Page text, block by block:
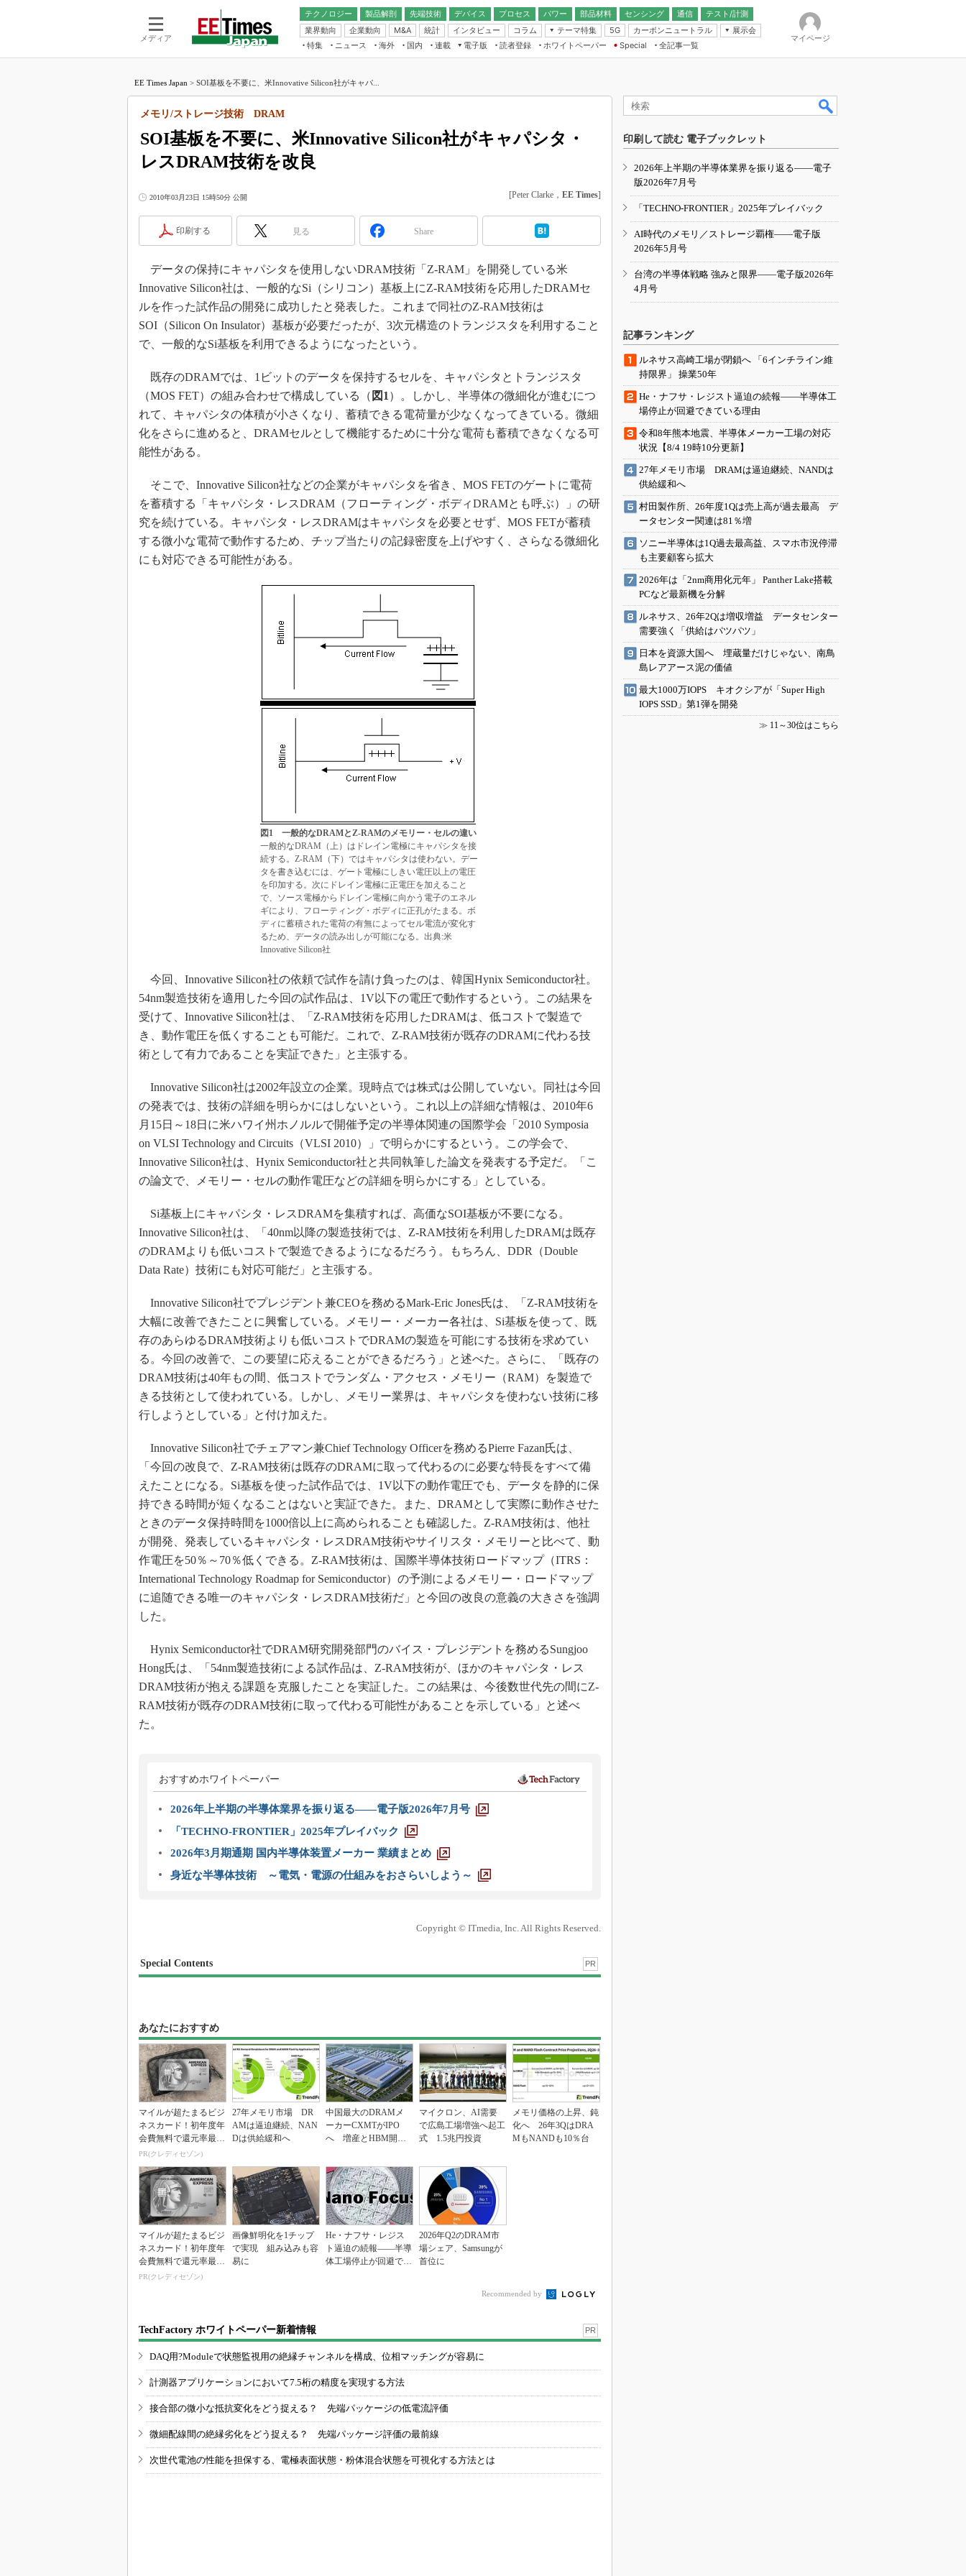
メディア
テクノロジー 製品解剖
先端技術
電池／エネルギー
デバイス
アナログ
マイコン
プロセス パワー 部品材料 センシング
通信
無線
テスト/計測
業界動向
企業動向 M&A 統計 インタビュー コラム
テーマ特集
フィジカルAI
読者調査（EE Times Research）
エレクトロニクス入門（EDN
Japan）
5G カーボンニュートラル
展示会
IoT・エッジコンピューティング
EXPO
TECHNO-FRONTIER
人とくるま展
特集 ニュース 海外 国内
連載
福田昭のデバイス通信
大山聡の業界スコープ
大原雄介のエレ・組み込みプレイバ
ック
世界を「数字」で回してみよう
踊るバズワード ～Behind the
この10年で起こったこと、次の10年
で起こること
製品分解で探るアジアの新トレンド
光伝送技術を知る
“異端児エンジニア”が仕掛けた社内
イノベーションは日本を救うのか
JASA発IoT通信
IHSアナリスト「未来展望」
電子版
電子ブックレット
読者登録 ホワイトペーパー
Special
全記事一覧
マイページ
EE Times Japan > SOI基板を不要に、米Innovative Silicon社がキャパ...
SOI基板を不要に、米Innovative Silicon社がキャパシタ・
レスDRAM技術を改良
メモリ/ストレージ技術 DRAM
2010年03月23日 15時50分 公開 [Peter Clarke， EE Times]
印刷する 見る Share
データの保持にキャパシタを使用しないDRAM技術「Z-RAM」を開発している米
Innovative Silicon社は、一般的なSi（シリコン）基板上にZ-RAM技術を応用したDRAMセ
ルを作った試作品の開発に成功したと発表した。これまで同社のZ-RAM技術は
SOI（Silicon On Insulator）基板が必要だったが、3次元構造のトランジスタを利用すること
で、一般的なSi基板を利用できるようになったという。
既存のDRAMでは、1ビットのデータを保持するセルを、キャパシタとトランジスタ
（MOS FET）の組み合わせで構成している（ 図1 ）。しかし、半導体の微細化が進むにつ
れて、キャパシタの体積が小さくなり、蓄積できる電荷量が少なくなってきている。微細
化をさらに進めると、DRAMセルとして機能するために十分な電荷も蓄積できなくなる可
能性がある。
そこで、Innovative Silicon社などの企業がキャパシタを省き、MOS FETのゲートに電荷
を蓄積する「キャパシタ・レスDRAM（フローティング・ボディDRAMとも呼ぶ）」の研
究を続けている。キャパシタ・レスDRAMはキャパシタを必要とせず、MOS FETが蓄積
する微小な電荷で動作するため、チップ当たりの記録密度を上げやすく、さらなる微細化
にも対応できる可能性がある。
図1 一般的なDRAMとZ-RAMのメモリー・セルの違い
一般的なDRAM（上）はドレイン電極にキャパシタを接
続する。Z-RAM（下）ではキャパシタは使わない。デー
タを書き込むには、ゲート電極にしきい電圧以上の電圧
を印加する。次にドレイン電極に正電圧を加えること
で、ソース電極からドレイン電極に向かう電子のエネル
ギにより、フローティング・ボディに正孔がたまる。ボ
ディに蓄積された電荷の有無によってセル電流が変化す
るため、データの読み出しが可能になる。出典:米
Innovative Silicon社
今回、Innovative Silicon社の依頼で試作を請け負ったのは、韓国Hynix Semiconductor社。
54nm製造技術を適用した今回の試作品は、1V以下の電圧で動作するという。この結果を
受けて、Innovative Silicon社は、「Z-RAM技術を応用したDRAMは、低コストで製造で
き、動作電圧を低くすることも可能だ。これで、Z-RAM技術が既存のDRAMに代わる技
術として有力であることを実証できた」と主張する。
Innovative Silicon社は2002年設立の企業。現時点では株式は公開していない。同社は今回
の発表では、技術の詳細を明らかにはしないという。これ以上の詳細な情報は、2010年6
月15日～18日に米ハワイ州ホノルルで開催予定の半導体関連の国際学会「2010 Symposia
on VLSI Technology and Circuits（VLSI 2010）」で明らかにするという。この学会で、
Innovative Silicon社は、Hynix Semiconductor社と共同執筆した論文を発表する予定だ。「こ
の論文で、メモリー・セルの動作電圧などの詳細を明らかにする」としている。
Si基板上にキャパシタ・レスDRAMを集積すれば、高価なSOI基板が不要になる。
Innovative Silicon社は、「40nm以降の製造技術では、Z-RAM技術を利用したDRAMは既存
のDRAMよりも低いコストで製造できるようになるだろう。もちろん、DDR（Double
Data Rate）技術にも対応可能だ」と主張する。
Innovative Silicon社でプレジデント兼CEOを務めるMark-Eric Jones氏は、「Z-RAM技術を
大幅に改善できたことに興奮している。メモリー・メーカー各社は、Si基板を使って、既
存のあらゆるDRAM技術よりも低いコストでDRAMの製造を可能にする技術を求めてい
る。今回の改善で、この要望に応えることができるだろう」と述べた。さらに、「既存の
DRAM技術は40年もの間、低コストでランダム・アクセス・メモリー（RAM）を製造で
きる技術として使われている。しかし、メモリー業界は、キャパシタを使わない技術に移
行しようとしている」と付け加えた。
Innovative Silicon社でチェアマン兼Chief Technology Officerを務めるPierre Fazan氏は、
「今回の改良で、Z-RAM技術は既存のDRAMに取って代わるのに必要な特長をすべて備
えたことになる。Si基板を使った試作品では、1V以下の動作電圧でも、データを静的に保
持できる時間が短くなることはないと実証できた。また、DRAMとして実際に動作させた
ときのデータ保持時間を1000倍以上に高められることも確認した。Z-RAM技術は、他社
が開発、発表しているキャパシタ・レスDRAM技術やサイリスタ・メモリーと比べて、動
作電圧を50％～70％低くできる。Z-RAM技術は、国際半導体技術ロードマップ（ITRS：
International Technology Roadmap for Semiconductor）の予測によるメモリー・ロードマップ
に追随できる唯一のキャパシタ・レスDRAM技術だ」と今回の改良の意義の大きさを強調
した。
Hynix Semiconductor社でDRAM研究開発部門のバイス・プレジデントを務めるSungjoo
Hong氏は、「54nm製造技術による試作品は、Z-RAM技術が、ほかのキャパシタ・レス
DRAM技術が抱える課題を克服したことを実証した。この結果は、今後数世代先の間にZ-
RAM技術が既存のDRAM技術に取って代わる可能性があることを示している」と述べ
た。
おすすめホワイトペーパー
2026年上半期の半導体業界を振り返る――電子版2026年7月号
「TECHNO-FRONTIER」2025年プレイバック
2026年3月期通期 国内半導体装置メーカー 業績まとめ
身近な半導体技術 ～電気・電源の仕組みをおさらいしよう～
Copyright © ITmedia, Inc. All Rights Reserved.
あなたにおすすめ
マイルが超たまるビジ
ネスカード！初年度年
会費無料で還元率最大
1.125%
PR(クレディセゾン)
27年メモリ市場 DR
AMは逼迫継続、NAN
Dは供給緩和へ
中国最大のDRAMメ
ーカーCXMTがIPO
へ 増産とHBM開発
で存在感
マイクロン、AI需要
で広島工場増強へ起工
式 1.5兆円投資
メモリ価格の上昇、鈍
化へ 26年3QはDRA
MもNANDも10％台
マイルが超たまるビジ
ネスカード！初年度年
会費無料で還元率最大
1.125%
PR(クレディセゾン)
画像鮮明化を1チップ
で実現 組み込みも容
易に
He・ナフサ・レジス
ト逼迫の続報――半導
体工場停止が回避でき
ている理由
2026年Q2のDRAM市
場シェア、Samsungが
首位に
Recommended by
TechFactory ホワイトペーパー新着情報
計測器アプリケーションにおいて7.5桁の精度を実現する方法
接合部の微小な抵抗変化をどう捉える？ 先端パッケージの低電流評価
微細配線間の絶縁劣化をどう捉える？ 先端パッケージ評価の最前線
次世代電池の性能を担保する、電極表面状態・粉体混合状態を可視化する方法とは
印刷して読む 電子ブックレット
2026年上半期の半導体業界を振り返る――電子
版2026年7月号
「TECHNO-FRONTIER」2025年プレイバック
AI時代のメモリ／ストレージ覇権――電子版
2026年5月号
台湾の半導体戦略 強みと限界――電子版2026年
4月号
記事ランキング
ルネサス高崎工場が閉鎖へ 「6インチライン維
持限界」 操業50年
He・ナフサ・レジスト逼迫の続報――半導体工
場停止が回避できている理由
令和8年熊本地震、半導体メーカー工場の対応
状況【8/4 19時10分更新】
27年メモリ市場 DRAMは逼迫継続、NANDは
供給緩和へ
村田製作所、26年度1Qは売上高が過去最高 デ
ータセンター関連は81％増
ソニー半導体は1Q過去最高益、スマホ市況停滞
も主要顧客ら拡大
2026年は「2nm商用化元年」 Panther Lake搭載
PCなど最新機を分解
ルネサス、26年2Qは増収増益 データセンター
需要強く「供給はパツパツ」
日本を資源大国へ 埋蔵量だけじゃない、南鳥
島レアアース泥の価値
最大1000万IOPS キオクシアが「Super High
IOPS SSD」第1弾を開発
≫ 11～30位はこちら